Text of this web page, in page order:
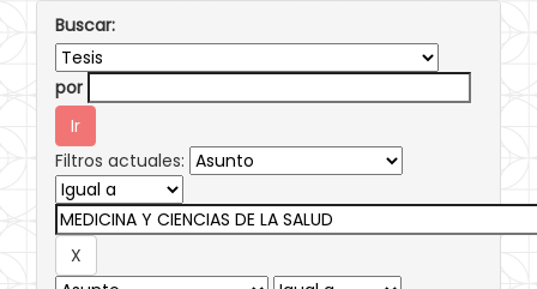
Buscar:
por
Filtros actuales: